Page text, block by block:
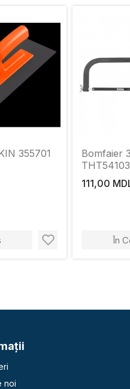
355701
Bomfaier
111,00
În
noi